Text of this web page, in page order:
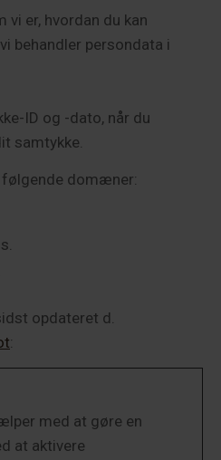
vi er, hvordan du kan
behandler persondata i
ID og -dato, når du
samtykke.
domæner:
opdateret d.
:
med at gøre en
at aktivere